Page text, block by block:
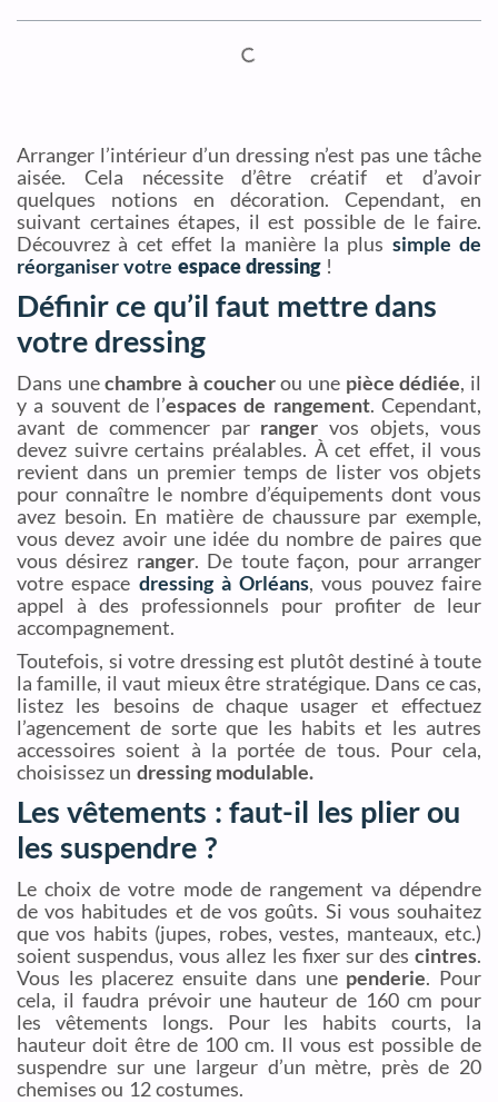
Arranger l’intérieur d’un dressing n’est pas une tâche
aisée. Cela nécessite d’être créatif et d’avoir
quelques notions en décoration. Cependant, en
suivant certaines étapes, il est possible de le faire.
Découvrez à cet effet la manière la plus simple de
réorganiser votre espace dressing!
Définir ce qu’il faut mettre dans
votre dressing
Dans unechambre à coucherou une pièce dédiée, il
y a souvent de l’espaces de rangement. Cependant,
avant de commencer par ranger vos objets, vous
devez suivre certains préalables. À cet effet, il vous
revient dans un premier temps de lister vos objets
pour connaître le nombre d’équipements dont vous
avez besoin. En matière de chaussure par exemple,
vous devez avoir une idée du nombre de paires que
vous désirez ranger. De toute façon, pour arranger
votre espace dressing à Orléans, vous pouvez faire
appel à des professionnels pour profiter de leur
accompagnement.
Toutefois, si votre dressing est plutôt destiné à toute
la famille, il vaut mieux être stratégique. Dans ce cas,
listez les besoins de chaque usager et effectuez
l’agencement de sorte que les habits et les autres
accessoires soient à la portée de tous. Pour cela,
choisissez un dressing modulable.
Les vêtements : faut-il les plier ou
les suspendre ?
Le choix de votre mode de rangement va dépendre
de vos habitudes et de vos goûts. Si vous souhaitez
que vos habits (jupes, robes, vestes, manteaux, etc.)
soient suspendus, vous allez les fixer sur des cintres.
Vous les placerez ensuite dans unependerie. Pour
cela, il faudra prévoir une hauteur de 160 cm pour
les vêtements longs. Pour les habits courts, la
hauteur doit être de 100 cm. Il vous est possible de
suspendre sur une largeur d’un mètre, près de 20
chemises ou 12 costumes.